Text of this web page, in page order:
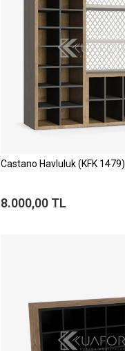
Castano Havluluk (KFK 1479)
8.000,00 TL